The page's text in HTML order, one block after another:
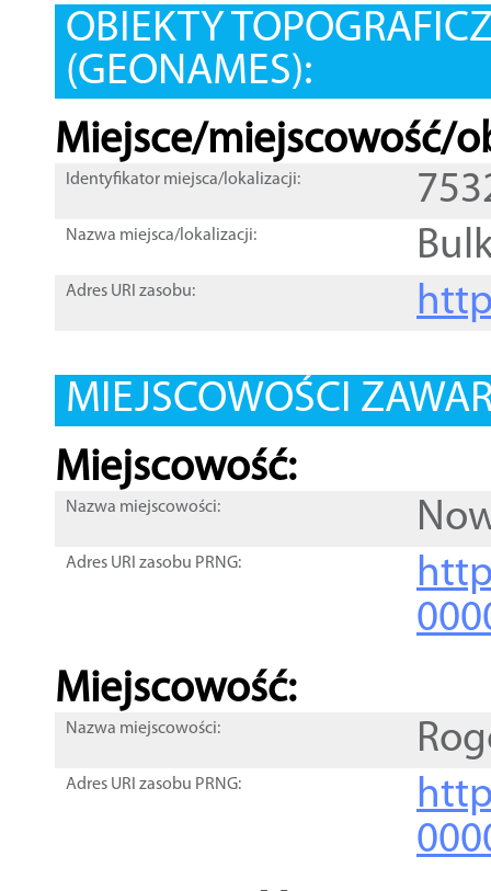
OBIEKTY
(GEONAMES):
Miejsce/miejscowość/
Identyfikator miejsca/lokalizacji:
Nazwa miejsca/lokalizacji:
Adres URI zasobu:
MIEJSCOWOŚCI
Miejscowość:
Nazwa miejscowości:
Adres URI zasobu PRNG:
Miejscowość:
Nazwa miejscowości:
Adres URI zasobu PRNG: